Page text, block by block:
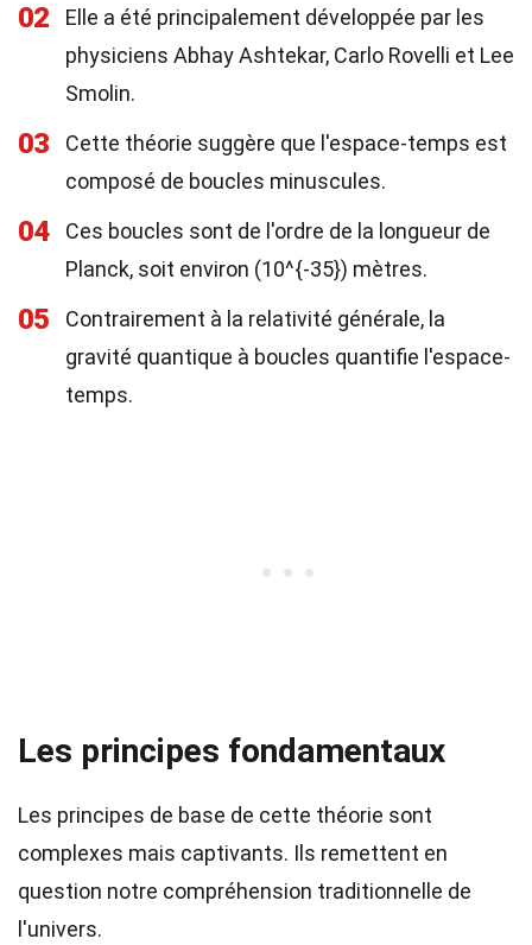
02
Elle a été principalement développée par les
physiciens Abhay Ashtekar, Carlo Rovelli et Lee
Smolin.
03
Cette théorie suggère que l'espace-temps est
composé de boucles minuscules.
04
Ces boucles sont de l'ordre de la longueur de
Planck, soit environ (10^{-35}) mètres.
05
Contrairement à la relativité générale, la
gravité quantique à boucles quantifie l'espace-
temps.
Les principes fondamentaux
Les principes de base de cette théorie sont
complexes mais captivants. Ils remettent en
question notre compréhension traditionnelle de
l'univers.